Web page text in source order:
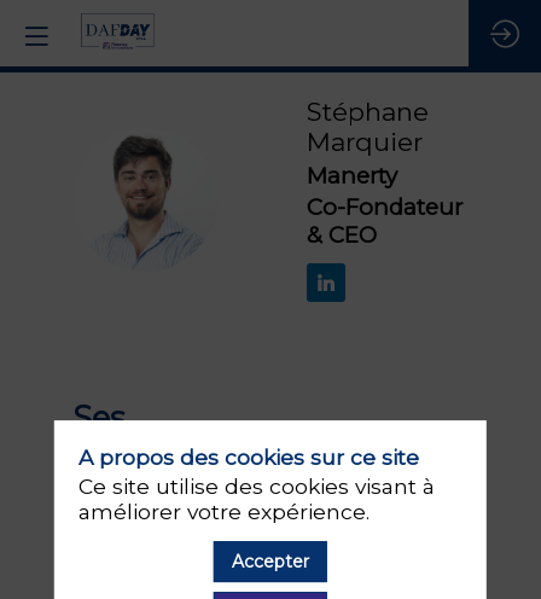
SM
Stéphane
Marquier
Manerty
Co-Fondateur
& CEO
Ses
sessions
Retrouvez la liste de toutes les sessions
présentées par ce speaker pour ne
manquer aucune de ses interventions.
A propos des cookies sur ce site
Ce site utilise des cookies visant à
améliorer votre expérience.
Accepter